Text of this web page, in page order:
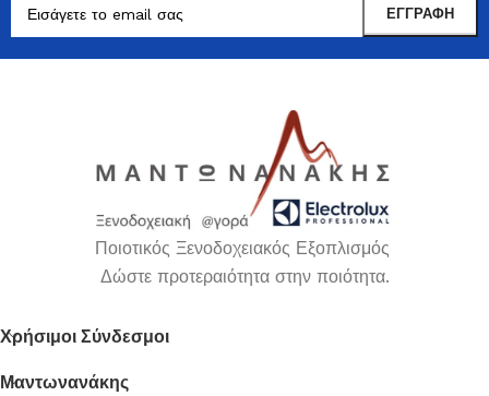
Ποιοτικός Ξενοδοχειακός Εξοπλισμός
Δώστε προτεραιότητα στην ποιότητα.
Χρήσιμοι Σύνδεσμοι
Μαντωνανάκης